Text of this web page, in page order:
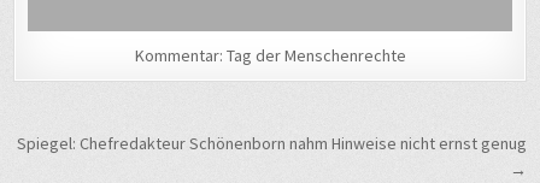
Kommentar: Tag der Menschenrechte
Beitragsnavigation
Spiegel: Chefredakteur Schönenborn nahm Hinweise nicht ernst genug
→